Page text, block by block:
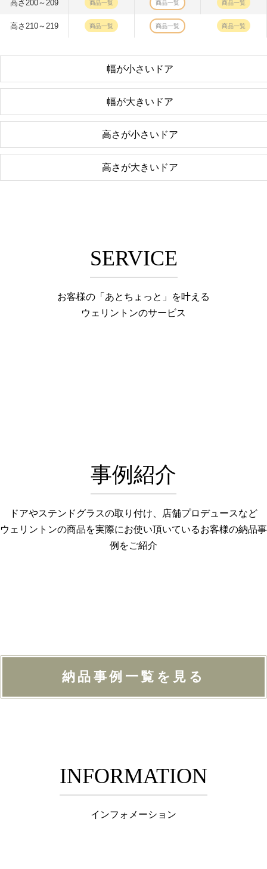
高さ200～209 商品一覧 商品一覧 商品一覧
高さ210～219 商品一覧 商品一覧 商品一覧
幅が小さいドア
幅が大きいドア
高さが小さいドア
高さが大きいドア
SERVICE
お客様の「あとちょっと」を叶える
ウェリントンのサービス
事例紹介
ドアやステンドグラスの取り付け、店舗プロデュースなど
ウェリントンの商品を実際にお使い頂いているお客様の納品事
例をご紹介
納品事例一覧を見る
INFORMATION
インフォメーション